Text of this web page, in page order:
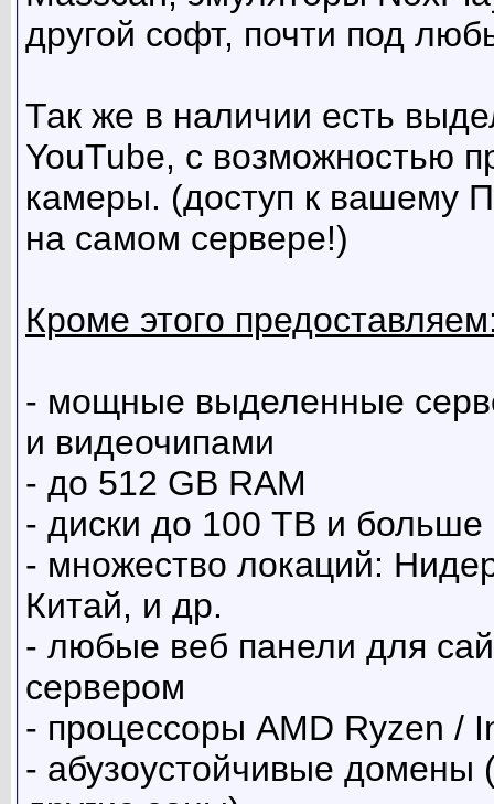
другой софт, почти под
Так же в наличии есть
YouTube, с возможностью
камеры. (доступ к вашему
на самом сервере!)
Кроме этого
- мощные выделенные
и видеочипами
- до 512 GB RAM
- диски до 100 TB и больше
- множество локаций:
Китай, и др.
- любые веб панели для
сервером
- процессоры AMD Ryzen /
- абузоустойчивые